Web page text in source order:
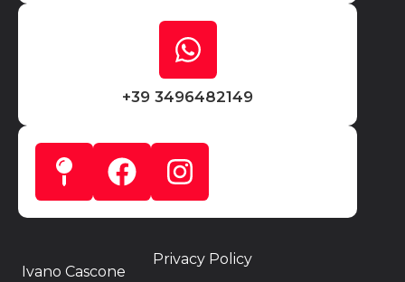
+39 3496482149
Ivano Cascone
Privacy Policy